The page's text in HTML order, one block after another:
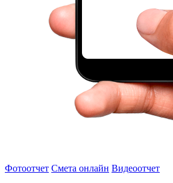
Фотоотчет Смета онлайн Видеоотчет